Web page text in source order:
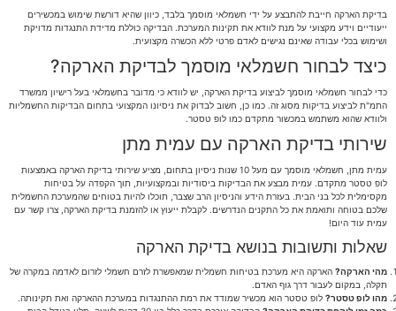
בדיקת הארקה חייבת להתבצע על ידי חשמלאי מוסמך בלבד, כיוון שהיא דורשת שימוש במכשירים
ייעודיים וידע מקצועי על מנת לוודא את תקינות המערכת. הבדיקה כוללת מדידת התנגדות מדויקת
ושימוש בכלי עבודה שאינם נגישים לאדם פרטי ללא הכשרה מקצועית.
כיצד לבחור חשמלאי מוסמך לבדיקת הארקה?
כדי לבחור חשמלאי מוסמך לביצוע בדיקת הארקה, יש לוודא כי מדובר בחשמלאי בעל רישיון ממשרד
התמ"ת לביצוע בדיקות מסוג זה. כמו כן, חשוב לבדוק את ניסיונו המקצועי בתחום הבדיקות החשמליות
ולוודא שהוא משתמש במכשור מתקדם כמו לופ טסטר.
שירותי בדיקת הארקה עם עמית מתן
עמית מתן, חשמלאי מוסמך עם מעל 10 שנות ניסיון בתחום, מציע שירותי בדיקת הארקה באמצעות
לופ טסטר מתקדם. עמית מבצע את הבדיקות ביסודיות ובמקצועיות, תוך הקפדה על בטיחות
מקסימלית לכל בני הבית. בעזרת הידע והניסיון הרב שצבר, תוכלו להיות בטוחים שהמערכת החשמלית
שלכם בטוחה ותואמת את כל התקנים הנדרשים. לקבלת ייעוץ או להזמנת בדיקת הארקה, צרו קשר עם
עמית עוד היום!
שאלות ותשובות בנושא בדיקת הארקה
מהי הארקה? הארקה היא מערכת בטיחות חשמלית שמאפשרת לזרם חשמלי לזרום לאדמה במקרה של
תקלה, במקום לעבור דרך גוף האדם.
מהו לופ טסטר? לופ טסטר הוא מכשיר שמודד את רמת ההתנגדות במערכת ההארקה ואת תקינותה.